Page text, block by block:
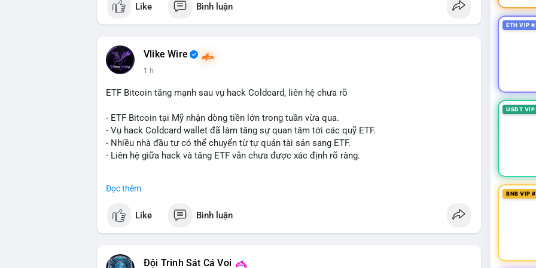
dụng giá trị giảm để bù đắp biến động.
- Cơ quan quản lý Hồng Kông bắt đầu cấp giấy phép stablecoin theo khung mới nghiêm
- Tòa án Nga công nhận crypto là tài sản pháp lý, thiết lập tiền lệ cho các vụ án hình sự và
dân sự.
- Trump hy vọng ký luật cơ cấu thị trường crypto sớm, dù vẫn còn rào cản pháp lý.
Ethereum.
lương bằng BTC.
#binancesquare #cryptonews #btc #eth #sol #xrp #cc #sky #sand
📰 Nguồn: Decrypt
Like Bình luận
Vlike Wire
1 h
ETF Bitcoin tăng mạnh sau vụ hack Coldcard, liên hệ chưa rõ
- ETF Bitcoin tại Mỹ nhận dòng tiền lớn trong tuần vừa qua.
- Vụ hack Coldcard wallet đã làm tăng sự quan tâm tới các quỹ ETF.
- Nhiều nhà đầu tư có thể chuyển từ tự quản tài sản sang ETF.
- Liên hệ giữa hack và tăng ETF vẫn chưa được xác định rõ ràng.
#vlikevn #titanbot
📰 Nguồn: Cointelegraph
Đọc thêm
Like Bình luận
Đội Trinh Sát Cá Voi
ETH VIP
USDT
BNB VIP